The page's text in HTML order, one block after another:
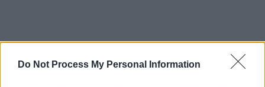
Do Not Process My Personal Information